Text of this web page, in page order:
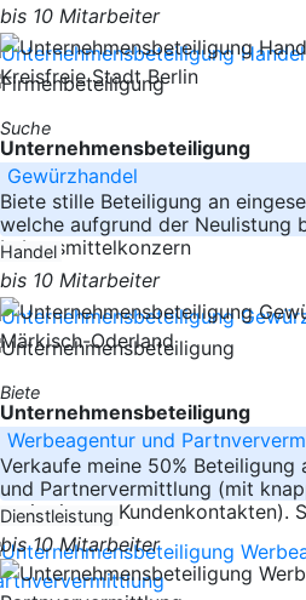
bis 10 Mitarbeiter
Kreisfreie Stadt Berlin
Suche
Unternehmensbeteiligung
Gewürzhandel
Biete stille Beteiligung an
welche aufgrund der Neulistung
Lebensmittelkonzern
Handel
bis 10 Mitarbeiter
Märkisch-Oderland
Biete
Unternehmensbeteiligung
Werbeagentur und
Verkaufe meine 50% Beteiligung
und Partnervermittlung (mit
registrierten Kundenkontakten).
Dienstleistung
bis 10 Mitarbeiter